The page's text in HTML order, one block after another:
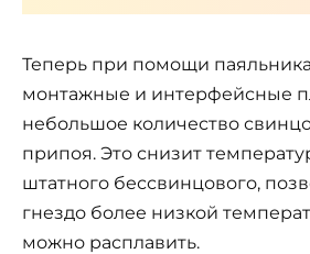
Теперь при помощи
монтажные и интерфейсные
небольшое количество
припоя. Это снизит
штатного бессвинцового,
гнездо более низкой
можно расплавить.